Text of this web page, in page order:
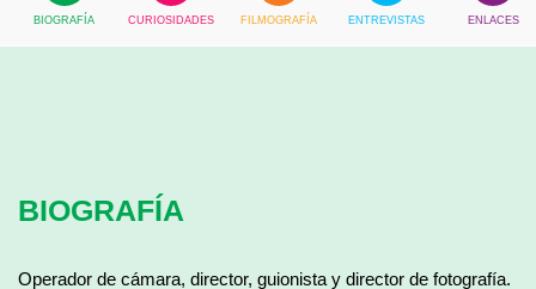
BIOGRAFÍA CURIOSIDADES FILMOGRAFÍA ENTREVISTAS ENLACES
BIOGRAFÍA
Operador de cámara, director, guionista y director de fotografía.